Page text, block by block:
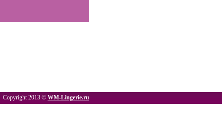
Copyright 2013 © WM-Lingerie.ru